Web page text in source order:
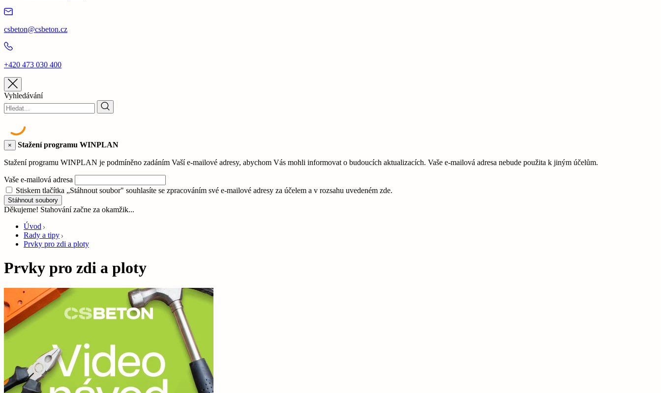
csbeton@csbeton.cz
+420 473 030 400
Vyhledávání
× Stažení programu WINPLAN
Stažení programu WINPLAN je podmíněno zadáním Vaší e-mailové adresy, abychom Vás mohli informovat o budoucích aktualizacích. Vaše e-mailová adresa nebude použita k jiným účelům.
Vaše e-mailová adresa
Stiskem tlačítka „Stáhnout soubor" souhlasíte se zpracováním své e-mailové adresy za účelem a v rozsahu uvedeném zde.
Stáhnout soubory
Děkujeme! Stahování začne za okamžik...
Úvod
Rady a tipy
Prvky pro zdi a ploty
Prvky pro zdi a ploty